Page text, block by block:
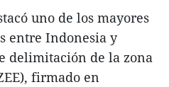
uno de los mayores
entre Indonesia y
delimitación de la zona
firmado en